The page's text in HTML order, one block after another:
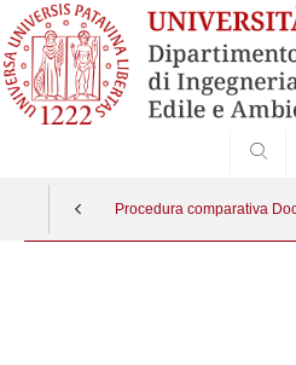
Procedura comparativa